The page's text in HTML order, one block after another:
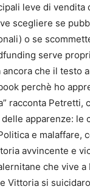
leve di vendita
scegliere se
o se
serve
ancora che il testo
perchè ho
racconta Petretti,
apparenze: le
e
avvincente e
che vive
Vittoria si